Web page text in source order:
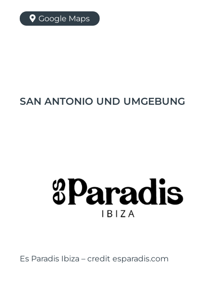
Google Maps
SAN ANTONIO UND UMGEBUNG
Es Paradis Ibiza – credit esparadis.com